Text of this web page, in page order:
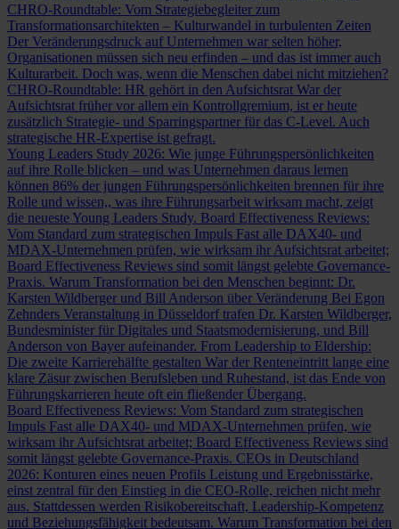
CHRO-Roundtable: Vom Strategiebegleiter zum
Transformationsarchitekten – Kulturwandel in turbulenten Zeiten
Der Veränderungsdruck auf Unternehmen war selten höher,
Organisationen müssen sich neu erfinden – und das ist immer auch
Kulturarbeit. Doch was, wenn die Menschen dabei nicht mitziehen?
CHRO-Roundtable: HR gehört in den Aufsichtsrat War der
Aufsichtsrat früher vor allem ein Kontrollgremium, ist er heute
zusätzlich Strategie- und Sparringspartner für das C-Level. Auch
strategische HR-Expertise ist gefragt.
Young Leaders Study 2026: Wie junge Führungspersönlichkeiten
auf ihre Rolle blicken – und was Unternehmen daraus lernen
können 86% der jungen Führungspersönlichkeiten brennen für ihre
Rolle und wissen,, was ihre Führungsarbeit wirksam macht, zeigt
die neueste Young Leaders Study. Board Effectiveness Reviews:
Vom Standard zum strategischen Impuls Fast alle DAX40- und
MDAX-Unternehmen prüfen, wie wirksam ihr Aufsichtsrat arbeitet;
Board Effectiveness Reviews sind somit längst gelebte Governance-
Praxis. Warum Transformation bei den Menschen beginnt: Dr.
Karsten Wildberger und Bill Anderson über Veränderung Bei Egon
Zehnders Veranstaltung in Düsseldorf trafen Dr. Karsten Wildberger,
Bundesminister für Digitales und Staatsmodernisierung, und Bill
Anderson von Bayer aufeinander. From Leadership to Eldership:
Die zweite Karrierehälfte gestalten War der Renteneintritt lange eine
klare Zäsur zwischen Berufsleben und Ruhestand, ist das Ende von
Führungskarrieren heute oft ein fließender Übergang.
Board Effectiveness Reviews: Vom Standard zum strategischen
Impuls Fast alle DAX40- und MDAX-Unternehmen prüfen, wie
wirksam ihr Aufsichtsrat arbeitet; Board Effectiveness Reviews sind
somit längst gelebte Governance-Praxis. CEOs in Deutschland
2026: Konturen eines neuen Profils Leistung und Ergebnisstärke,
einst zentral für den Einstieg in die CEO-Rolle, reichen nicht mehr
aus. Stattdessen werden Risikobereitschaft, Leadership-Kompetenz
und Beziehungsfähigkeit bedeutsam. Warum Transformation bei den